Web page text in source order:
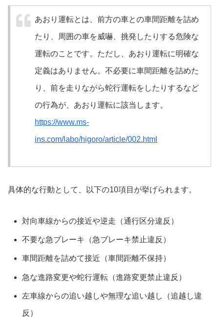
あおり運転とは、前方の車との車間距離を詰め
たり、周囲の車を威嚇、挑発したりする危険な
運転のことです。ただし、あおり運転に明確な
定義はありません。不必要に車間距離を詰めた
り、前を走りながら蛇行運転をしたりするなど
の行為が、あおり運転に該当します。
https://www.ms-
ins.com/labo/higoro/article/002.html
具体的な行動として、以下の10項目が挙げられます。
対向車線からの接近や逆走（通行区分違反）
不要な急ブレーキ（急ブレーキ禁止違反）
車間距離を詰めて接近（車間距離不保持）
急な進路変更や蛇行運転（進路変更禁止違反）
左車線からの追い越しや無理な追い越し（追越し違
反）